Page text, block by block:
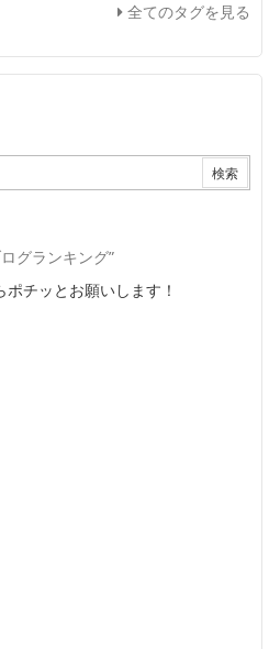
全てのタグを見る
チッとお願いします！